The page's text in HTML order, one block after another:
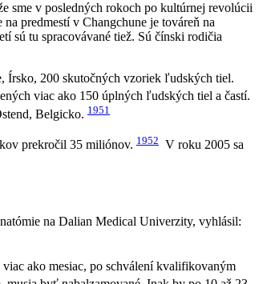
sme v posledných rokoch po kultúrnej revolúcii
predmestí v Changchune je továreň na
sú tu spracovávané tiež. Sú čínski rodičia
Írsko, 200 skutočných vzoriek ľudských tiel.
viac ako 150 úplných ľudských tiel a častí.
Belgicko. 1951
prekročil 35 miliónov. 1952 V roku 2005 sa
na Dalian Medical Univerzity, vyhlásil:
ako mesiac, po schválení kvalifikovaným